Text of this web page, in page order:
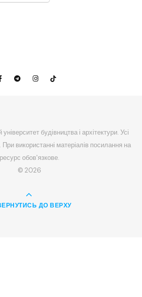
будівництва і архітектури. Усі
використанні матеріалів посилання на
ресурс обов'язкове.
© 2026
ДО ВЕРХУ